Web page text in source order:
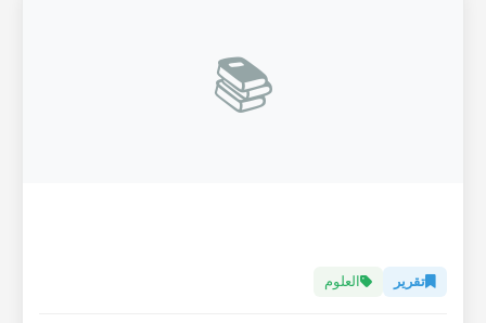
📚
تقرير العلوم